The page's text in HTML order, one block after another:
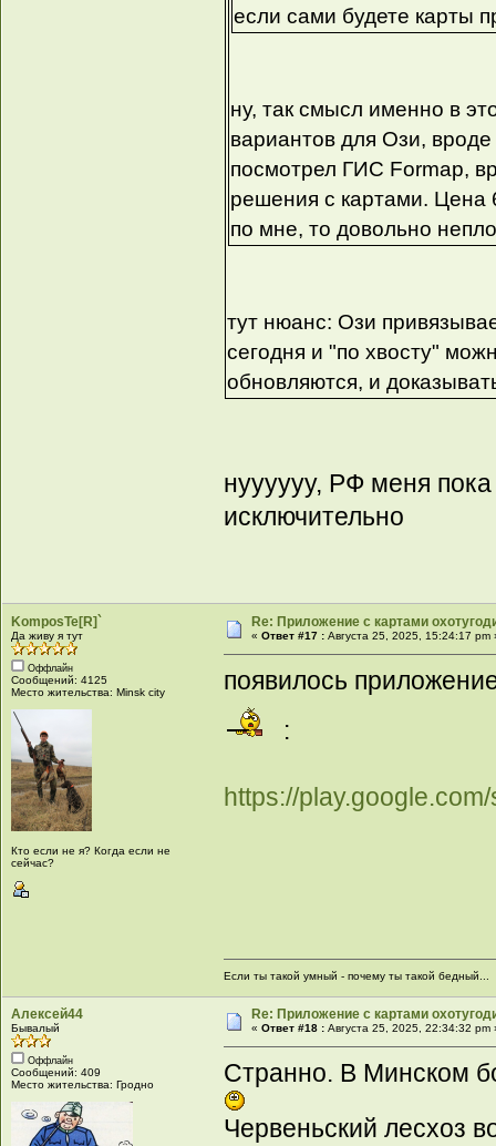
если сами будете карты
ну, так смысл именно в
вариантов для Ози,
посмотрел ГИС Formap,
решения с картами. Цена
по мне, то довольно
тут нюанс: Ози
сегодня и "по хвосту"
обновляются, и
нуууууу, РФ меня
исключительно
KomposTe[R]`
Да живу я тут
Оффлайн
Сообщений: 4125
Место жительства: Minsk city
Кто если не я? Когда если не
сейчас?
Re: Приложение с картами
«Ответ #17 : Августа 25, 2025, 15:24:17 pm
появилось
:
https://
Если ты такой умный - почему ты такой бедный...
Алексей44
Бывалый
Оффлайн
Сообщений: 409
Место жительства: Гродно
Re: Приложение с картами
«Ответ #18 : Августа 25, 2025, 22:34:32 pm
Странно. В Минском
Червеньский лесхоз